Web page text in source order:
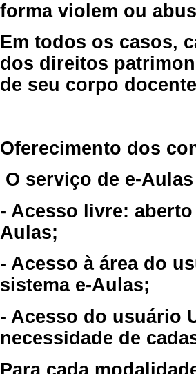
forma violem ou
Em todos os casos,
dos direitos
de seu corpo
Oferecimento dos
O serviço de e-
- Acesso livre:
Aulas;
- Acesso à área do
sistema e-Aulas;
- Acesso do usuário
necessidade de
Para cada